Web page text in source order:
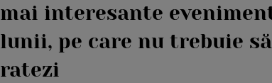
mai interesante
lunii, pe care nu trebuie
ratezi